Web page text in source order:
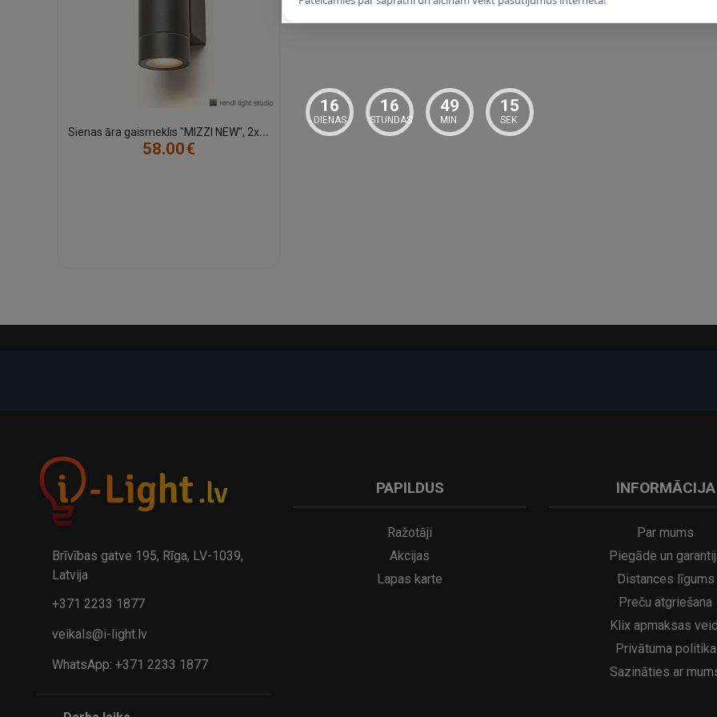
S
ienas āra gaismeklis "MIZZI NEW", 2x GU10, alumīnijs, tumši pelēks -antracīts - RENDL - R13643
58.00€
32.95€
A
kumulatora LED galda lampa SERINA Mini Ø80×200 mm..
29.95€ 21.95€
Brīvības gatve 195, Rīga, LV-1039,
Latvija
+371 2233 1877
veikals@i-light.lv
WhatsApp: +371 2233 1877
PAPILDUS
Ražotāji
Akcijas
Lapas karte
INFORMĀCIJA
Par mums
Piegāde un
Distances līgums
Preču atgriešana
Klix apmaksas
Privātuma politika
Sazināties ar
16
DIENAS
16
STUNDAS
49
MIN.
14
SEK.